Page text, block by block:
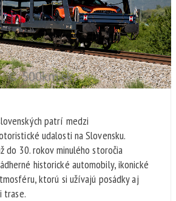
patrí medzi
udalosti na Slovensku.
do 30. rokov minulého storočia
historické automobily, ikonické
ktorú si užívajú posádky aj
trase.